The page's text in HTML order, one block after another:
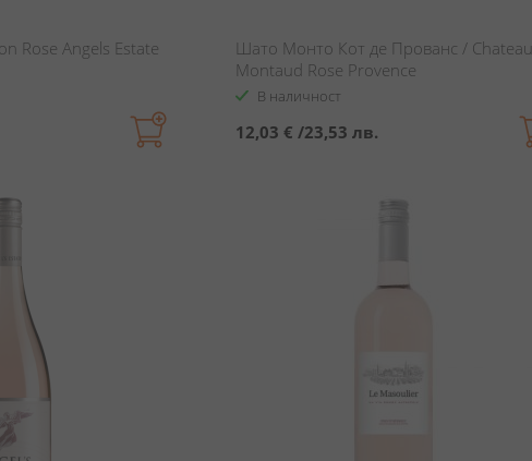
Rose Angels Estate
Шато Монто Кот де Прованс / Chateau
Montaud Rose Provence
В наличност
12,03 € /23,53 лв.